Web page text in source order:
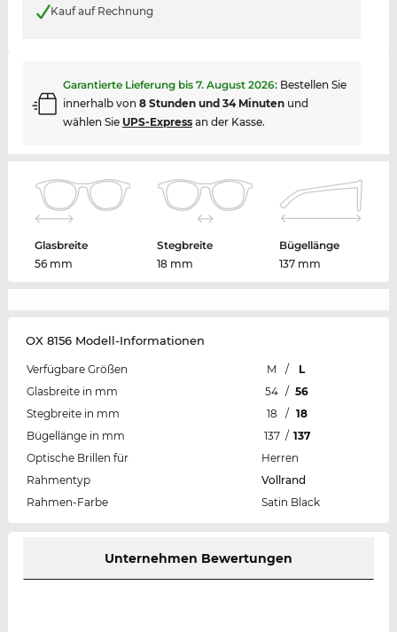
Kauf auf Rechnung
Garantierte Lieferung bis 7. August 2026: Bestellen Sie
innerhalb von 8 Stunden und 34 Minutenund
wählen Sie UPS-Expressan der Kasse.
Glasbreite
56 mm
Stegbreite
18 mm
Bügellänge
137 mm
OX 8156 Modell-Informationen
Verfügbare Größen M /
L
Glasbreite in mm
54 / 56
Stegbreite in mm
18 / 18
Bügellänge in mm
137 / 137
Optische Brillen für
Herren
Rahmentyp
Vollrand
Rahmen-Farbe
Satin Black
Unternehmen Bewertungen